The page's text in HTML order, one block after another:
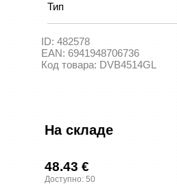
Тип
ID: 482578
EAN: 6941948706736
Код товара: DVB4514GL
На складе
48.43 €
Доступно: 50